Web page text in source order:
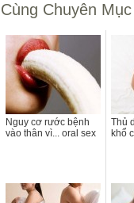
Cùng Chuyên Mục
Nguy cơ rước bệnh
vào thân vì... oral sex
Thủ
khổ